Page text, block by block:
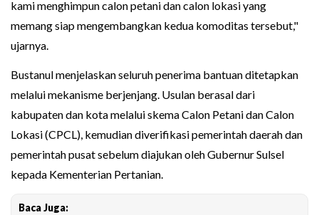
kami menghimpun calon petani dan calon lokasi yang
memang siap mengembangkan kedua komoditas tersebut,"
ujarnya.
Bustanul menjelaskan seluruh penerima bantuan ditetapkan
melalui mekanisme berjenjang. Usulan berasal dari
kabupaten dan kota melalui skema Calon Petani dan Calon
Lokasi (CPCL), kemudian diverifikasi pemerintah daerah dan
pemerintah pusat sebelum diajukan oleh Gubernur Sulsel
kepada Kementerian Pertanian.
Baca Juga: